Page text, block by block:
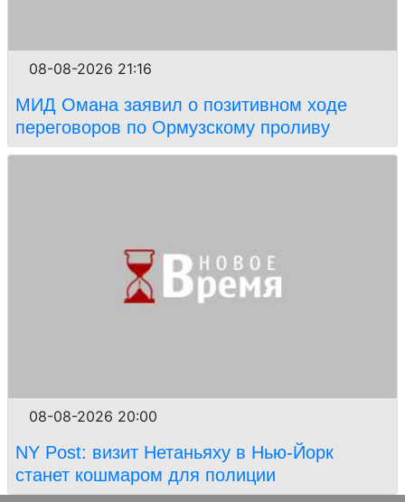
08-08-2026 21:16
МИД Омана заявил о позитивном ходе
переговоров по Ормузскому проливу
08-08-2026 20:00
NY Post: визит Нетаньяху в Нью-Йорк
станет кошмаром для полиции